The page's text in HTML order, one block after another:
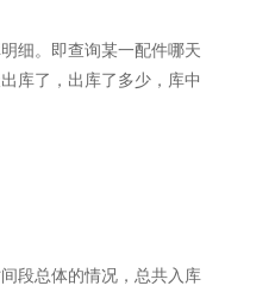
细。即查询某一配件哪天
库了，出库了多少，库中
段总体的情况，总共入库